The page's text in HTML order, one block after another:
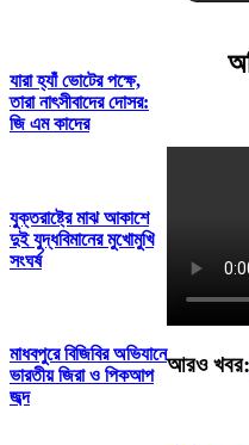
যারা হ্যাঁ ভোটের পক্ষে,
তারা নাৎসীবাদের দোসর:
জি এম কাদের
যুক্তরাষ্ট্রে মাঝ আকাশে
দুই যুদ্ধবিমানের মুখোমুখি
সংঘর্ষ
মাধবপুরে বিজিবির অভিযানে
ভারতীয় জিরা ও পিকআপ
জব্দ
আরও খবর: